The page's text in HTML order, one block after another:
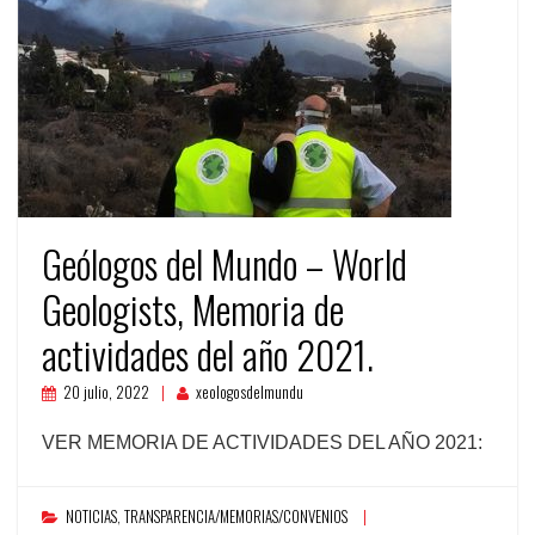
Geólogos del Mundo – World
Geologists, Memoria de
actividades del año 2021.
20 julio, 2022 xeologosdelmundu
VER MEMORIA DE ACTIVIDADES DEL AÑO 2021:
NOTICIAS, TRANSPARENCIA/MEMORIAS/CONVENIOS